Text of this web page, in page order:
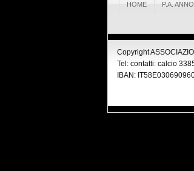
HOME P.A.
Copyright
Tel: contatti: calcio
IBAN: